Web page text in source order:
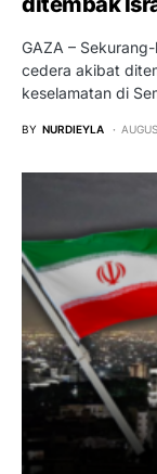
GAZA –
cedera akibat
keselamatan di
BY NURDIEYLA